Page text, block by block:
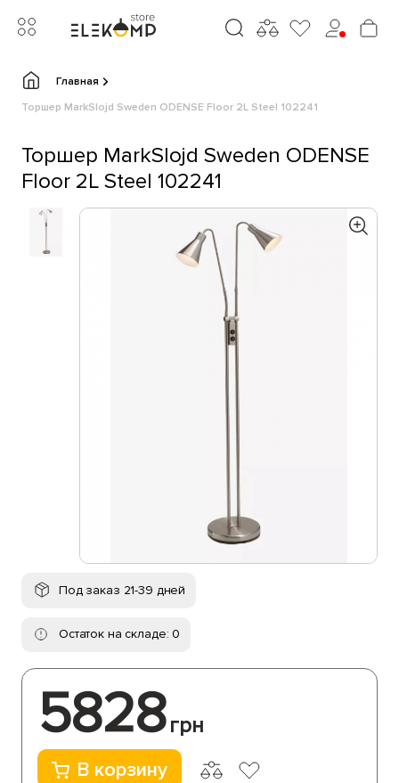
Главная
Торшер MarkSlojd Sweden ODENSE Floor 2L Steel 102241
Торшер MarkSlojd Sweden ODENSE
Floor 2L Steel 102241
Под заказ 21-39 дней
Остаток на складе: 0
5828грн
В корзину